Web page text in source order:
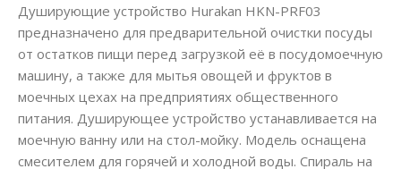
Душирующие устройство Hurakan HKN-PRF03
предназначено для предварительной очистки посуды
от остатков пищи перед загрузкой её в посудомоечную
машину, а также для мытья овощей и фруктов в
моечных цехах на предприятиях общественного
питания. Душирующее устройство устанавливается на
моечную ванну или на стол-мойку. Модель оснащена
смесителем для горячей и холодной воды. Спираль на